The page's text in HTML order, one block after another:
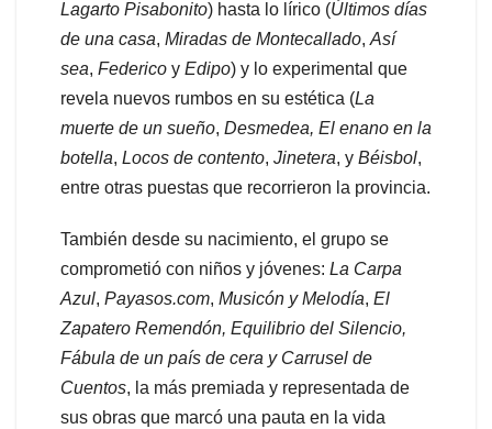
Lagarto Pisabonito) hasta lo lírico (Últimos días
de una casa, Miradas de Montecallado,Así
sea, Federico y Edipo) y lo experimental que
revela nuevos rumbos en su estética (La
muerte de un sueño, Desmedea, El enano en la
botella, Locos de contento, Jinetera, y Béisbol,
entre otras puestas que recorrieron la provincia.
También desde su nacimiento, el grupo se
comprometió con niños y jóvenes: La Carpa
Azul, Payasos.com, Musicón y Melodía, El
Zapatero Remendón, Equilibrio del Silencio,
Fábula de un país de cera y Carrusel de
Cuentos, la más premiada y representada de
sus obras que marcó una pauta en la vida